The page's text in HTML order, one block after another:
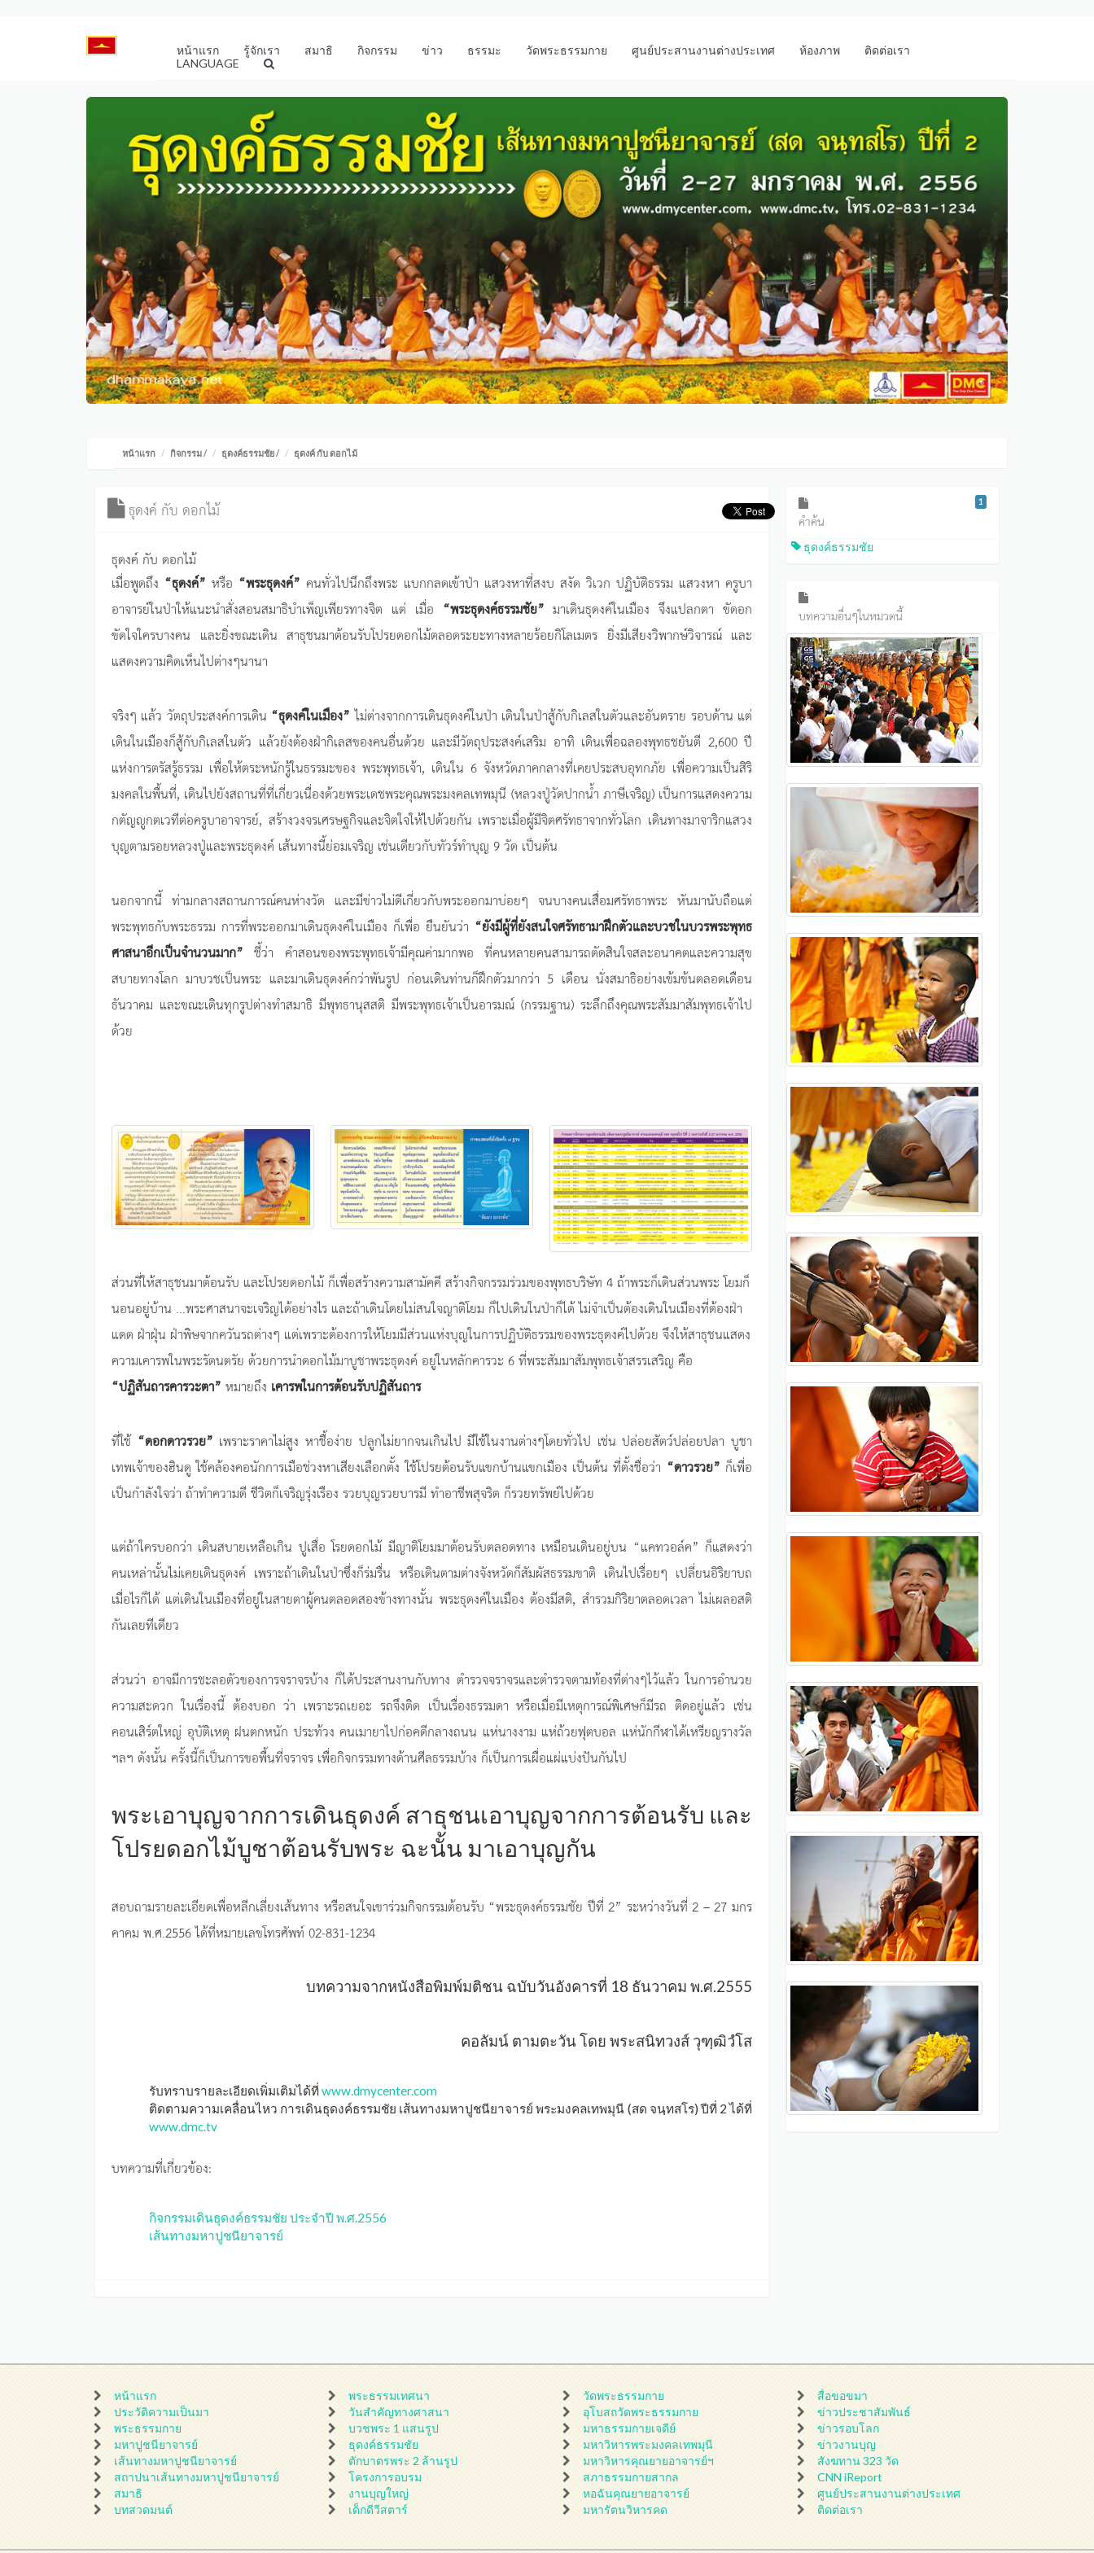
หน้าแรก รู้จักเรา สมาธิ กิจกรรม ข่าว ธรรมะ วัดพระธรรมกาย ศูนย์ประสานงานต่างประเทศ ห้องภาพ
ติดต่อเรา
LANGUAGE
หน้าแรก กิจกรรม/ ธุดงค์ธรรมชัย/ ธุดงค์ กับ ดอกไม้
ธุดงค์ กับ ดอกไม้
ธุดงค์ กับ ดอกไม้
เมื่อพูดถึง “ธุดงค์” หรือ “พระธุดงค์” คนทั่วไปนึกถึงพระ แบกกลดเข้าป่า แสวงหาที่สงบ สงัด วิเวก ปฏิบัติธรรม แสวงหา ครูบา
อาจารย์ในป่าให้แนะนำสั่งสอนสมาธิบำเพ็ญเพียรทางจิต แต่ เมื่อ “พระธุดงค์ธรรมชัย” มาเดินธุดงค์ในเมือง จึงแปลกตา ขัดอก
ขัดใจใครบางคน และยิ่งขณะเดิน สาธุชนมาต้อนรับโปรยดอกไม้ตลอดระยะทางหลายร้อยกิโลเมตร ยิ่งมีเสียงวิพากษ์วิจารณ์ และ
แสดงความคิดเห็นไปต่างๆนานา
จริงๆ แล้ว วัตถุประสงค์การเดิน “ธุดงค์ในเมือง” ไม่ต่างจากการเดินธุดงค์ในป่า เดินในป่าสู้กับกิเลสในตัวและอันตราย รอบด้าน แต่
เดินในเมืองก็สู้กับกิเลสในตัว แล้วยังต้องฝ่ากิเลสของคนอื่นด้วย และมีวัตถุประสงค์เสริม อาทิ เดินเพื่อฉลองพุทธชยันตี 2,600 ปี
แห่งการตรัสรู้ธรรม เพื่อให้ตระหนักรู้ในธรรมะของ พระพุทธเจ้า, เดินใน 6 จังหวัดภาคกลางที่เคยประสบอุทกภัย เพื่อความเป็นสิริ
มงคลในพื้นที่, เดินไปยังสถานที่ที่เกี่ยวเนื่องด้วยพระเดชพระคุณพระมงคลเทพมุนี (หลวงปู่วัดปากน้ำ ภาษีเจริญ) เป็นการแสดงความ
กตัญญูกตเวทีต่อครูบาอาจารย์, สร้างวงจรเศรษฐกิจและจิตใจให้ไปด้วยกัน เพราะเมื่อผู้มีจิตศรัทธาจากทั่วโลก เดินทางมาจาริกแสวง
บุญตามรอยหลวงปู่และพระธุดงค์ เส้นทางนี้ย่อมเจริญ เช่นเดียวกับทัวร์ทำบุญ 9 วัด เป็นต้น
นอกจากนี้ ท่ามกลางสถานการณ์คนห่างวัด และมีข่าวไม่ดีเกี่ยวกับพระออกมาบ่อยๆ จนบางคนเสื่อมศรัทธาพระ หันมานับถือแต่
พระพุทธกับพระธรรม การที่พระออกมาเดินธุดงค์ในเมือง ก็เพื่อ ยืนยันว่า “ยังมีผู้ที่ยังสนใจศรัทธามาฝึกตัวและบวชในบวรพระพุทธ
ศาสนาอีกเป็นจำนวนมาก” ชี้ว่า คำสอนของพระพุทธเจ้ามีคุณค่ามากพอ ที่คนหลายคนสามารถตัดสินใจสละอนาคตและความสุข
สบายทางโลก มาบวชเป็นพระ และมาเดินธุดงค์กว่าพันรูป ก่อนเดินท่านก็ฝึกตัวมากว่า 5 เดือน นั่งสมาธิอย่างเข้มข้นตลอดเดือน
ธันวาคม และขณะเดินทุกรูปต่างทำสมาธิ มีพุทธานุสสติ มีพระพุทธเจ้าเป็นอารมณ์ (กรรมฐาน) ระลึกถึงคุณพระสัมมาสัมพุทธเจ้าไป
ด้วย
ส่วนที่ให้สาธุชนมาต้อนรับ และโปรยดอกไม้ ก็เพื่อสร้างความสามัคคี สร้างกิจกรรมร่วมของพุทธบริษัท 4 ถ้าพระก็เดินส่วนพระ โยมก็
นอนอยู่บ้าน ...พระศาสนาจะเจริญได้อย่างไร และถ้าเดินโดยไม่สนใจญาติโยม ก็ไปเดินในป่าก็ได้ ไม่จำเป็นต้องเดินในเมืองที่ต้องฝ่า
แดด ฝ่าฝุ่น ฝ่าพิษจากควันรถต่างๆ แต่เพราะต้องการให้โยมมีส่วนแห่งบุญในการปฏิบัติธรรมของพระธุดงค์ไปด้วย จึงให้สาธุชนแสดง
ความเคารพในพระรัตนตรัย ด้วยการนำดอกไม้มาบูชาพระธุดงค์ อยู่ในหลักคารวะ 6 ที่พระสัมมาสัมพุทธเจ้าสรรเสริญ คือ
“ปฏิสันถารคารวะตา” หมายถึง เคารพในการต้อนรับปฏิสันถาร
ที่ใช้ “ดอกดาวรวย” เพราะราคาไม่สูง หาชื้อง่าย ปลูกไม่ยากจนเกินไป มีใช้ในงานต่างๆโดยทั่วไป เช่น ปล่อยสัตว์ปล่อยปลา บูชา
เทพเจ้าของฮินดู ใช้คล้องคอนักการเมือช่วงหาเสียงเลือกตั้ง ใช้โปรยต้อนรับแขกบ้านแขกเมือง เป็นต้น ที่ตั้งชื่อว่า “ดาวรวย” ก็เพื่อ
เป็นกำลังใจว่า ถ้าทำความดี ชีวิตก็เจริญรุ่งเรือง รวยบุญรวยบารมี ทำอาชีพสุจริต ก็รวยทรัพย์ไปด้วย
แต่ถ้าใครบอกว่า เดินสบายเหลือเกิน ปูเสื่อ โรยดอกไม้ มีญาติโยมมาต้อนรับตลอดทาง เหมือนเดินอยู่บน “แคทวอล์ค” ก็แสดงว่า
คนเหล่านั้นไม่เคยเดินธุดงค์ เพราะถ้าเดินในป่าซึ่งก็ร่มรื่น หรือเดินตามต่างจังหวัดก็สัมผัสธรรมขาติ เดินไปเรื่อยๆ เปลี่ยนอิริยาบถ
เมื่อไรก็ได้ แต่เดินในเมืองที่อยู่ในสายตาผู้คนตลอดสองข้างทางนั้น พระธุดงค์ในเมือง ต้องมีสติ, สำรวมกิริยาตลอดเวลา ไม่เผลอสติ
กันเลยทีเดียว
ส่วนว่า อาจมีการชะลอตัวของการจราจรบ้าง ก็ได้ประสานงานกับทาง ตำรวจจราจรและตำรวจตามท้องที่ต่างๆไว้แล้ว ในการอำนวย
ความสะดวก ในเรื่องนี้ ต้องบอก ว่า เพราะรถเยอะ รถจึงติด เป็นเรื่องธรรมดา หรือเมื่อมีเหตุการณ์พิเศษก็มีรถ ติดอยู่แล้ว เช่น
คอนเสิร์ตใหญ่ อุบัติเหตุ ฝนตกหนัก ประท้วง คนเมายาไปก่อคดีกลางถนน แห่นางงาม แห่ถ้วยฟุตบอล แห่นักกีฬาได้เหรียญรางวัล
ฯลฯ ดังนั้น ครั้งนี้ก็เป็นการขอพื้นที่จราจร เพื่อกิจกรรมทางด้านศีลธรรมบ้าง ก็เป็นการเผื่อแผ่แบ่งปันกันไป
พระเอาบุญจากการเดินธุดงค์ สาธุชนเอาบุญจากการต้อนรับ และ
โปรยดอกไม้บูชาต้อนรับพระ ฉะนั้น มาเอาบุญกัน
สอบถามรายละเอียดเพื่อหลีกเลี่ยงเส้นทาง หรือสนใจเขาร่วมกิจกรรมต้อนรับ “พระธุดงค์ธรรมชัย ปีที่ 2” ระหว่างวันที่ 2 – 27 มกร
คาคม พ.ศ.2556 ได้ที่หมายเลขโทรศัพท์ 02-831-1234
บทความจากหนังสือพิมพ์มติชน ฉบับวันอังคารที่ 18 ธันวาคม พ.ศ.2555
คอลัมน์ ตามตะวัน โดย พระสนิทวงส์ วุฑฺฒิวํโส
รับทราบรายละเอียดเพิ่มเติมได้ที่www.dmycenter.com
ติดตามความเคลื่อนไหว การเดินธุดงค์ธรรมชัย เส้นทางมหาปูชนียาจารย์ พระมงคลเทพมุนี (สด จนฺทสโร) ปีที่ 2 ได้ที่
www.dmc.tv
บทความที่เกี่ยวข้อง:
กิจกรรมเดินธุดงค์ธรรมชัย ประจำปี พ.ศ.2556
เส้นทางมหาปูชนียาจารย์
คำค้น
1
ธุดงค์ธรรมชัย
บทความอื่นๆในหมวดนี้
หน้าแรก
ประวัติความเป็นมา
พระธรรมกาย
มหาปูชนียาจารย์
เส้นทางมหาปูชนียาจารย์
สถาปนาเส้นทางมหาปูชนียาจารย์
สมาธิ
บทสวดมนต์
พระธรรมเทศนา
วันสำคัญทางศาสนา
บวชพระ 1 แสนรูป
ธุดงค์ธรรมชัย
ตักบาตรพระ 2 ล้านรูป
โครงการอบรม
งานบุญใหญ่
เด็กดีวีสตาร์
วัดพระธรรมกาย
อุโบสถวัดพระธรรมกาย
มหาธรรมกายเจดีย์
มหาวิหารพระมงคลเทพมุนี
มหาวิหารคุณยายอาจารย์ฯ
สภาธรรมกายสากล
หอฉันคุณยายอาจารย์
มหารัตนวิหารคด
สื่อขอขมา
ข่าวประชาสัมพันธ์
ข่าวรอบโลก
ข่าวงานบุญ
สังฆทาน 323 วัด
CNN iReport
ศูนย์ประสานงานต่างประเทศ
ติดต่อเรา